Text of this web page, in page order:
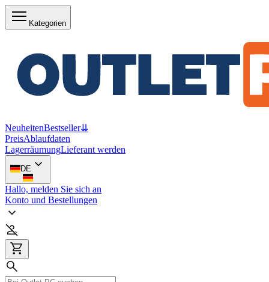
Kategorien
NeuheitenBestseller⇊
PreisAblaufdaten
LagerräumungLieferant werden
DE
Hallo, melden Sie sich an
Konto und Bestellungen